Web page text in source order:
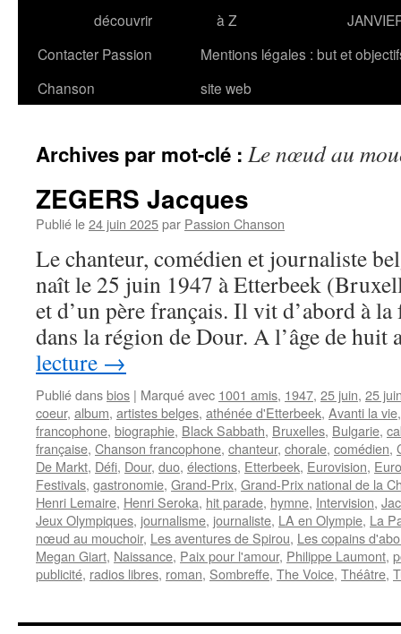
découvrir
à Z
Contacter Passion
Chanson
Mentions légales : but et
site web
Archives par mot-clé : Le nœud au
ZEGERS Jacques
Publié le24 juin 2025par Passion Chanson
Le chanteur, comédien et journaliste
naît le 25 juin 1947 à Etterbeek
et d’un père français. Il vit d’abord à
dans la région de Dour. A l’âge de
lecture →
Publié dansbios | Marqué avec 1001 amis, 1947, 25 juin, 25
coeur, album, artistes belges, athénée d'Etterbeek, Avanti la vie
francophone, biographie, Black Sabbath, Bruxelles, Bulgarie,
française, Chanson francophone, chanteur, chorale, comédien,
De Markt, Défi, Dour, duo, élections, Etterbeek, Eurovision,
Festivals, gastronomie, Grand-Prix, Grand-Prix national de la
Henri Lemaire, Henri Seroka, hit parade, hymne, Intervision,
Jeux Olympiques, journalisme, journaliste, LA en Olympie, La
nœud au mouchoir, Les aventures de Spirou, Les copains
Megan Giart, Naissance, Paix pour l'amour, Philippe Laumont,
publicité, radios libres, roman, Sombreffe, The Voice, Théâtre,